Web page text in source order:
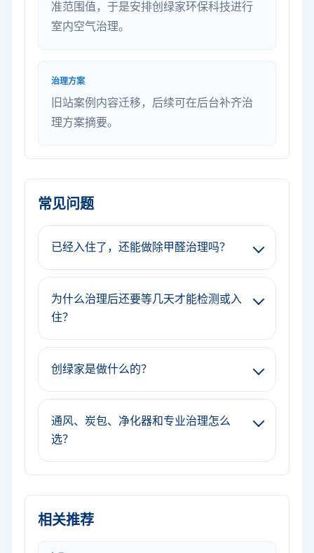
准范围值，于是安排创绿家环保科技进行
室内空气治理。
治理方案
旧站案例内容迁移，后续可在后台补齐治
理方案摘要。
常见问题
已经入住了，还能做除甲醛治理吗？
为什么治理后还要等几天才能检测或入
住？
创绿家是做什么的？
通风、炭包、净化器和专业治理怎么
选？
相关推荐